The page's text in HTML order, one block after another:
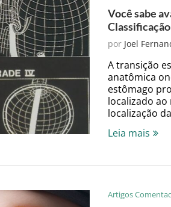
Você sabe
por Joel
A transição
anatômica
estômago
localizado
localização
Leia mais
Artigos